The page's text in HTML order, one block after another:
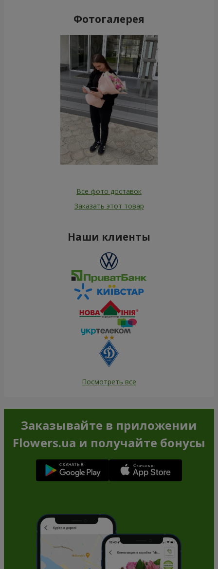
Фотогалерея
Все фото доставок
Заказать этот товар
Наши клиенты
Посмотреть все
Заказывайте в приложении
Flowers.ua и получайте бонусы